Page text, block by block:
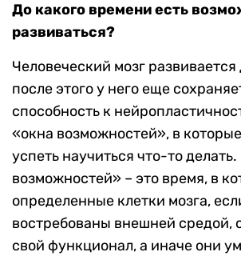
До какого времени есть
развиваться?
Человеческий мозг
после этого у него еще
способность к
«окна возможностей», в
успеть научиться что-то
возможностей» – это время, в
определенные клетки мозга,
востребованы внешней средой,
свой функционал, а иначе они